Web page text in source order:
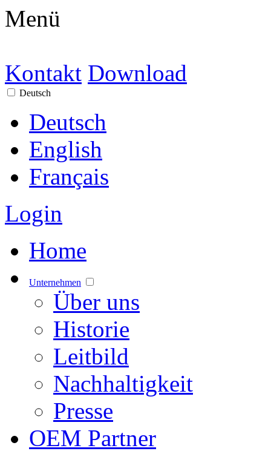
Menü
Kontakt Download
Deutsch
Deutsch
English
Français
Login
Home
Unternehmen
Über uns
Historie
Leitbild
Nachhaltigkeit
Presse
OEM Partner